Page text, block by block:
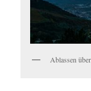
Ablassen